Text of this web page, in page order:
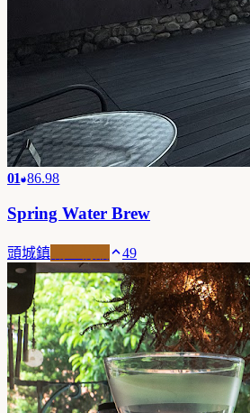
01 86.98
Spring Water Brew
頭城鎮 49